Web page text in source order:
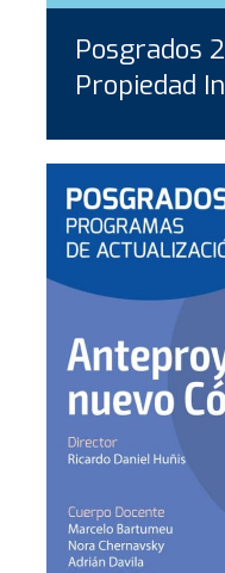
Posgrados
Propiedad